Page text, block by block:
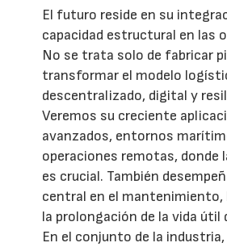
El futuro reside en su
capacidad estructural en las
No se trata solo de fabricar
transformar el modelo
descentralizado, digital y
Veremos su creciente
avanzados, entornos
operaciones remotas, donde
es crucial. También
central en el mantenimiento,
la prolongación de la vida útil
En el conjunto de la